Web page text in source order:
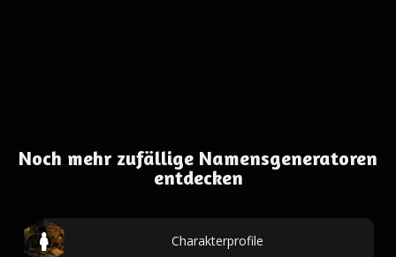
Noch mehr zufällige Namensgeneratoren
entdecken
Charakterprofile